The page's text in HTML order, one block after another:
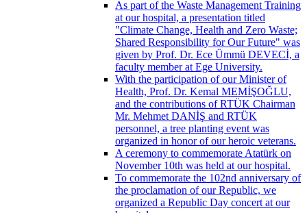
As part of the Waste Management Training
at our hospital, a presentation titled
"Climate Change, Health and Zero Waste;
Shared Responsibility for Our Future" was
given by Prof. Dr. Ece Ümmü DEVECİ, a
faculty member at Ege University.
With the participation of our Minister of
Health, Prof. Dr. Kemal MEMİŞOĞLU,
and the contributions of RTÜK Chairman
Mr. Mehmet DANİŞ and RTÜK
personnel, a tree planting event was
organized in honor of our heroic veterans.
A ceremony to commemorate Atatürk on
November 10th was held at our hospital.
To commemorate the 102nd anniversary of
the proclamation of our Republic, we
organized a Republic Day concert at our